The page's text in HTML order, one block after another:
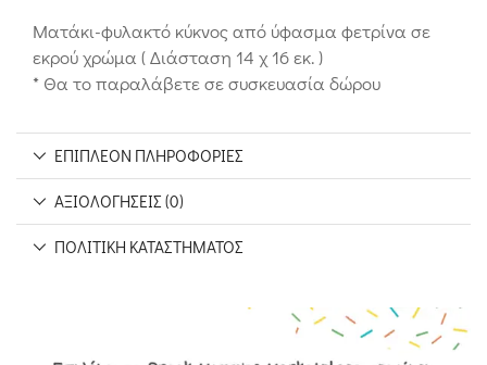
Ματάκι-φυλακτό κύκνος από ύφασμα φετρίνα σε
εκρού χρώμα ( Διάσταση 14 χ 16 εκ. )
* Θα το παραλάβετε σε συσκευασία δώρου
ΕΠΙΠΛΈΟΝ ΠΛΗΡΟΦΟΡΊΕΣ
ΑΞΙΟΛΟΓΉΣΕΙΣ (0)
ΠΟΛΙΤΙΚΉ ΚΑΤΑΣΤΉΜΑΤΟΣ